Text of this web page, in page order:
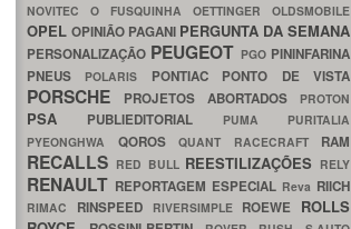
NOVITEC O FUSQUINHA OETTINGER OLDSMOBILE
OPEL OPINIÃO PAGANI PERGUNTA DA SEMANA
PERSONALIZAÇÃO PEUGEOT PGO PININFARINA
PNEUS
POLARIS PONTIAC PONTO DE VISTA
PORSCHE PROJETOS ABORTADOS PROTON
PSA PUBLIEDITORIAL PUMA PURITALIA
PYEONGHWA QOROS QUANT RACECRAFT RAM
RECALLS RED BULL REESTILIZAÇÕES RELY
RENAULT REPORTAGEM ESPECIAL Reva RIICH
RIMAC RINSPEED RIVERSIMPLE ROEWE ROLLS